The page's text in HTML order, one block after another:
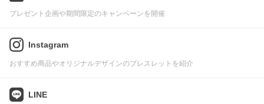
プレゼント企画や期間限定のキャンペーンを開催
Instagram
おすすめ商品やオリジナルデザインのブレスレットを紹介
LINE